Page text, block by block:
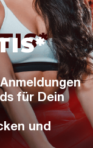
für Dein
und